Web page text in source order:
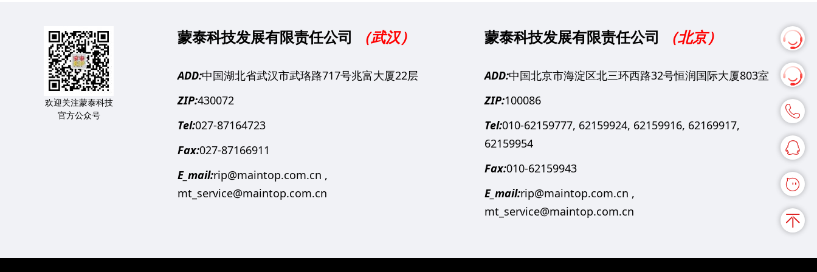
欢迎关注蒙泰科技
官方公众号
蒙泰科技发展有限责任公司 （武汉）
ADD:中国湖北省武汉市武珞路717号兆富大厦22层
ZIP:430072
Tel:027-87164723
Fax:027-87166911
E_mail:rip@maintop.com.cn ,
mt_service@maintop.com.cn
蒙泰科技发展有限责任公司 （北京）
ADD:中国北京市海淀区北三环西路32号恒润国际大厦803室
ZIP:100086
Tel:010-62159777, 62159924, 62159916, 62169917,
62159954
Fax:010-62159943
E_mail:rip@maintop.com.cn ,
mt_service@maintop.com.cn